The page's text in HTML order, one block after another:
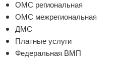
ОМС региональная
ОМС межрегиональная
ДМС
Платные услуги
Федеральная ВМП